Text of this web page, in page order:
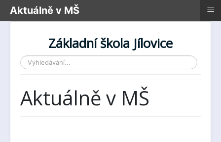
Základní škola Jílovice
Vyhledávání...
Aktuálně v MŠ
Aktuálně v MŠ ≡